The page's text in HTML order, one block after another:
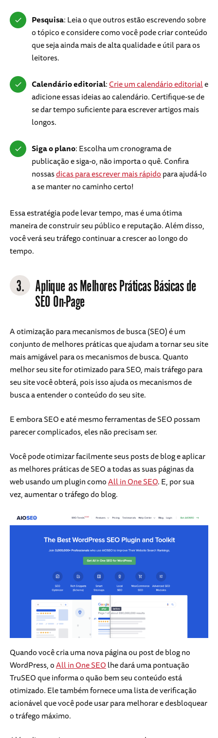
Pesquisa: Leia o que outros estão escrevendo sobre
o tópico e considere como você pode criar conteúdo
que seja ainda mais de alta qualidade e útil para os
leitores.
Calendário editorial:Crie um calendário editoriale
adicione essas ideias ao calendário. Certifique-se de
se dar tempo suficiente para escrever artigos mais
longos.
Siga o plano: Escolha um cronograma de
publicação e siga-o, não importa o quê. Confira
nossasdicas para escrever mais rápidopara ajudá-lo
a se manter no caminho certo!
Essa estratégia pode levar tempo, mas é uma ótima
maneira de construir seu público e reputação. Além disso,
você verá seu tráfego continuar a crescer ao longo do
tempo.
3. Aplique as Melhores Práticas Básicas de
SEO On-Page
A otimização para mecanismos de busca (SEO) é um
conjunto de melhores práticas que ajudam a tornar seu site
mais amigável para os mecanismos de busca. Quanto
melhor seu site for otimizado para SEO, mais tráfego para
seu site você obterá, pois isso ajuda os mecanismos de
busca a entender o conteúdo do seu site.
E embora SEO e até mesmo ferramentas de SEO possam
parecer complicados, eles não precisam ser.
Você pode otimizar facilmente seus posts de blog e aplicar
as melhores práticas de SEO a todas as suas páginas da
web usando um plugin comoAll in One SEO. E, por sua
vez, aumentar o tráfego do blog.
Quando você cria uma nova página ou post de blog no
WordPress, oAll in One SEOlhe dará uma pontuação
TruSEO que informa o quão bem seu conteúdo está
otimizado. Ele também fornece uma lista de verificação
acionável que você pode usar para melhorar e desbloquear
o tráfego máximo.